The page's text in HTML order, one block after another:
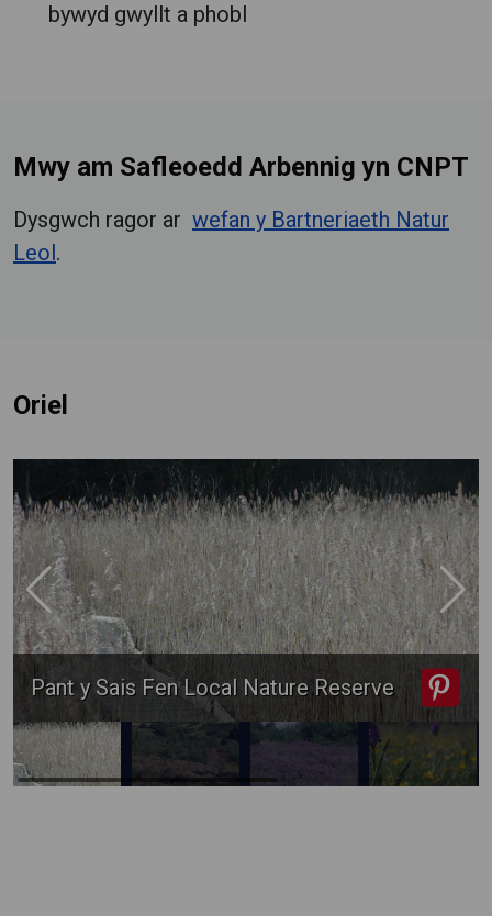
bywyd gwyllt a phobl
Mwy am Safleoedd Arbennig yn CNPT
Dysgwch ragor ar wefan y Bartneriaeth Natur
Leol.
Oriel
Pant y Sais Fen Local Nature Reserve